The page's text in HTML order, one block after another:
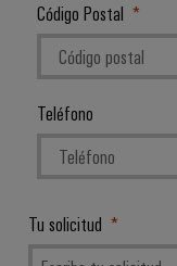
Código Postal
Teléfono
Tu solicitud